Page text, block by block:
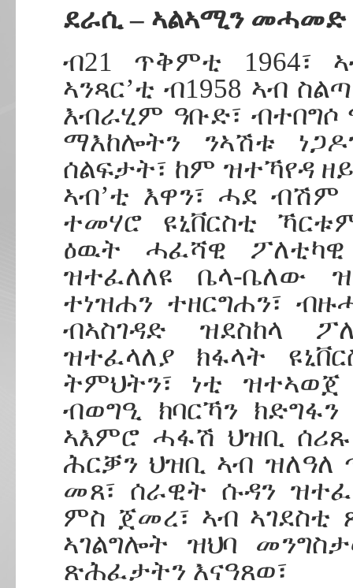
ደራሲ – ኣልኣሚን መሓመድ
ብ21 ጥቅምቲ 1964፣
ኣንጻር’ቲ ብ1958 ኣብ
እብራሂም ዓቡድ፣
ማእከሎትን ንኣሽቱ
ሰልፍታት፣ ከም ዝተኻየዳ
ኣብ’ቲ እዋን፣ ሓደ
ተመሃሮ ዩኒቨርስቲ
ዕዉት ሓፈሻዊ ፖለቲካዊ
ዝተፈለለዩ ቤላ-ቤለው
ተነዝሐን ተዘርግሐን፣
ብኣስገዳድ ዝደስከላ
ዝተፈላለያ ክፋላት
ትምህትን፣ ነቲ
ብወግዒ ክባርኻን
ኣእምሮ ሓፋሽ ህዝቢ ሰሪጹ
ሕርቓን ህዝቢ ኣብ ዝለዓለ
መጸ፣ ሰራዊት ሱዳን
ምስ ጀመረ፣ ኣብ ኣገደስቲ
ኣገልግሎት ዝህባ
ጽሕፈታትን እናዓጸወ፣